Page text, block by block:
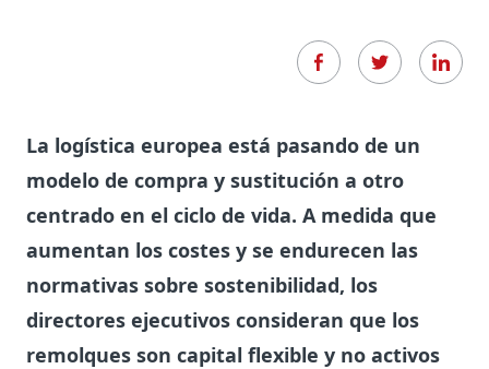
La logística europea está pasando de un
modelo de compra y sustitución a otro
centrado en el ciclo de vida. A medida que
aumentan los costes y se endurecen las
normativas sobre sostenibilidad, los
directores ejecutivos consideran que los
remolques son capital flexible y no activos